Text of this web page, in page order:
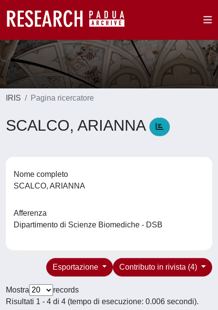
IRIS Pagina ricercatore
SCALCO, ARIANNA
Nome completo
SCALCO, ARIANNA
Afferenza
Dipartimento di Scienze Biomediche - DSB
Contributo in rivista (4)
Esportazione
Mostra
records
Risultati 1 - 4 di 4 (tempo di esecuzione: 0.006 secondi).